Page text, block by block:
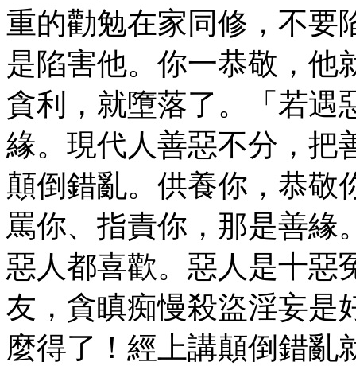
重的勸勉在家同修，不要
是陷害他。你一恭敬，他
貪利，就墮落了。「若遇
緣。現代人善惡不分，把
顛倒錯亂。供養你，恭敬
罵你、指責你，那是善緣
惡人都喜歡。惡人是十惡
友，貪瞋痴慢殺盜淫妄是
麼得了！經上講顛倒錯亂